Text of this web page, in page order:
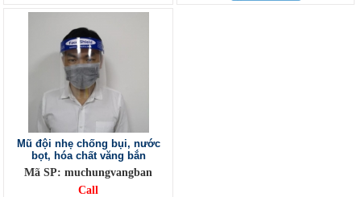
Mũ đội nhẹ chống bụi, nước
bọt, hóa chất văng bắn
Mã SP: muchungvangban
Call